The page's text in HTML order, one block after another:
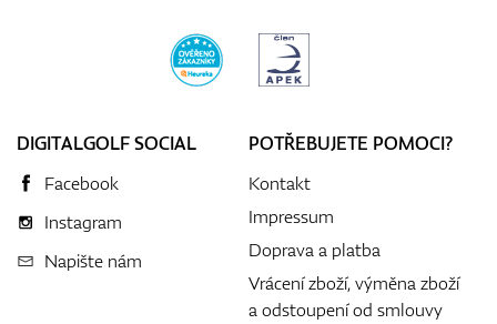
DIGITALGOLF SOCIAL
Facebook
Instagram
Napište nám
POTŘEBUJETE POMOCI?
Kontakt
Impressum
Doprava a platba
Vrácení zboží, výměna zboží
a odstoupení od smlouvy